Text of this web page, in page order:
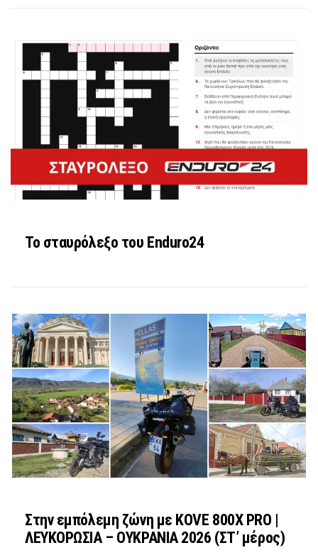
Το σταυρόλεξο του Enduro24
Στην εμπόλεμη ζώνη με KOVE 800X PRO |
ΛΕΥΚΟΡΩΣΙΑ – ΟΥΚΡΑΝΙΑ 2026 (ΣΤ’ μέρος)